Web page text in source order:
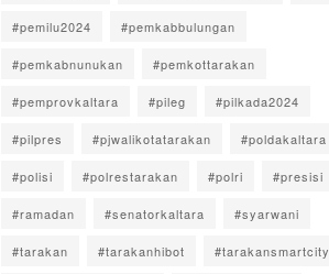
#pemilu2024 #pemkabbulungan
#pemkabnunukan #pemkottarakan
#pemprovkaltara #pileg #pilkada2024
#pilpres #pjwalikotatarakan #poldakaltara
#polisi #polrestarakan #polri #presisi
#ramadan #senatorkaltara #syarwani
#tarakan #tarakanhibot #tarakansmartcity